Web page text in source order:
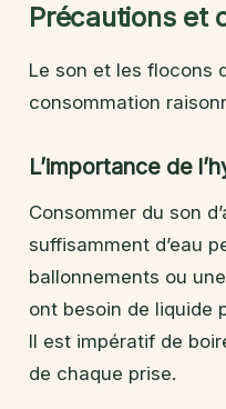
Précautions et
Le son et les flocons
consommation
L’importance de
Consommer du son
suffisamment d’eau
ballonnements ou
ont besoin de liquide
Il est impératif de
de chaque prise.